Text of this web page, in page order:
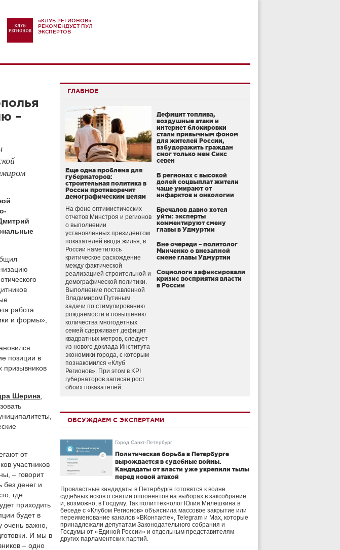
«КЛУБ РЕГИОНОВ»
РЕКОМЕНДУЕТ ПУЛ
ЭКСПЕРТОВ
–
работа
и формы»,
позиции в
призывников
Шерина
от
участников
– говорит
денег и
где
приходить
будет в
очень важно,
И мы в
– одно
ГЛАВНОЕ
Еще одна проблема для
губернаторов:
строительная политика в
России противоречит
демографическим целям
На фоне оптимистических
отчетов Минстроя и регионов
о выполнении
установленных президентом
показателей ввода жилья, в
России наметилось
критическое расхождение
между фактической
реализацией строительной и
демографической политики.
Выполнение поставленной
Владимиром Путиным
задачи по стимулированию
рождаемости и повышению
количества многодетных
семей сдерживает дефицит
квадратных метров, следует
из нового доклада Института
экономики города, с которым
познакомился «Клуб
Регионов». При этом в KPI
губернаторов записан рост
обоих показателей.
Дефицит топлива,
воздушные атаки и
интернет блокировки
стали привычным фоном
для жителей России,
взбудоражить граждан
смог только мем Сикс
севен
В регионах с высокой
долей соцвыплат жители
чаще умирают от
инфарктов и онкологии
Бречалов давно хотел
уйти: эксперты
комментируют смену
главы в Удмуртии
Вне очереди – политолог
Минченко о внезапной
смене главы Удмуртии
Социологи зафиксировали
кризис восприятия власти
в России
ОБСУЖДАЕМ С ЭКСПЕРТАМИ
Город Санкт-Петербург
Политическая борьба в Петербурге
вырождается в судебные войны.
Кандидаты от власти уже укрепили тылы
перед новой атакой
Провластные кандидаты в Петербурге готовятся к волне
судебных исков о снятии оппонентов на выборах в заксобрание
и, возможно, в Госдуму. Так политтехнолог Юлия Милешкина в
беседе с «Клубом Регионов» объяснила массовое закрытие или
переименование каналов «ВКонтакте», Telegram и Max, которые
принадлежали депутатам Законодательного собрания и
Госдумы от «Единой России» и отдельным представителям
других парламентских партий.